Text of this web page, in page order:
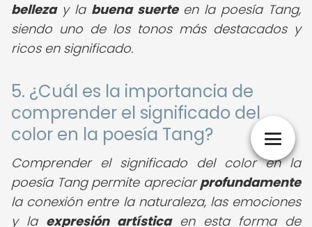
bellezay la buena suerteen la poesía Tang,
siendo uno de los tonos más destacados y
ricos en significado.
5. ¿Cuál es la importancia de
comprender el significado del
color en la poesía Tang?
Comprender el significado del color en la
poesía Tang permite apreciarprofundamente
la conexión entre la naturaleza, las emociones
y la expresión artísticaen esta forma de